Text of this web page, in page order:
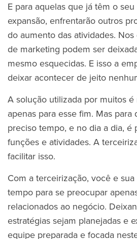
E para aquelas que já têm o
expansão, enfrentarão outros
do aumento das atividades. Nos
de marketing podem ser
mesmo esquecidas. E isso a
deixar acontecer de jeito
A solução utilizada por muitos
apenas para esse fim. Mas para
preciso tempo, e no dia a dia, é
funções e atividades. A
facilitar isso.
Com a terceirização, você e
tempo para se preocupar
relacionados ao negócio.
estratégias sejam planejadas e
equipe preparada e focada